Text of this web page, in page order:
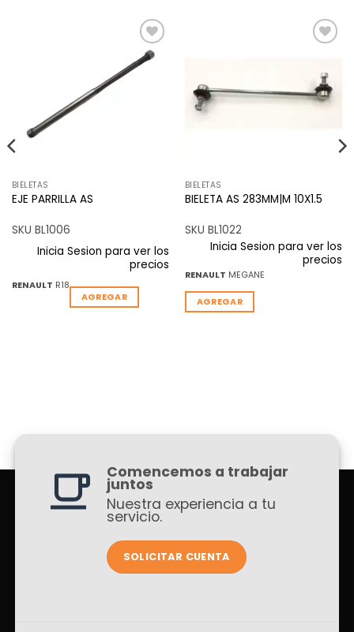
Añadir
a la
lista de
BIELETAS
EJE PARRILLA AS
SKU BL1006
Inicia Sesion para ver los
precios
RENAULT R18
AGREGAR
lista de
deseos
BIELETAS
BIELETA AS 283MM|M 10X1.5
SKU BL1022
Inicia Sesion para ver los
precios
RENAULT MEGANE
AGREGAR
Comencemos a trabajar
juntos
Nuestra experiencia a tu
servicio.
SOLICITAR CUENTA